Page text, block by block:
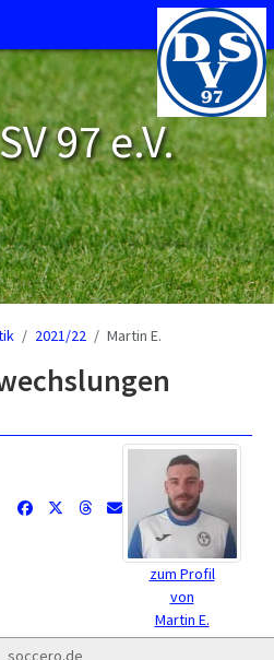
97 e.V.
2021/22 Martin E.
zum Profil
von
Martin E.
soccero.de